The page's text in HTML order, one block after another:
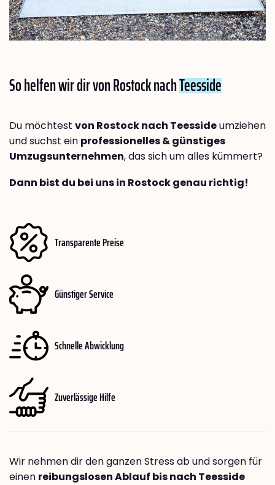
So helfen wir dir von Rostock nachTeesside
Du möchtest von Rostock nach Teessideumziehen
und suchst ein professionelles & günstiges
Umzugsunternehmen, das sich um alles kümmert?
Dann bist du bei uns in Rostock genau richtig!
Transparente Preise
Günstiger Service
Schnelle Abwicklung
Zuverlässige Hilfe
Wir nehmen dir den ganzen Stress ab und sorgen für
einen reibungslosen Ablauf bis nach Teesside